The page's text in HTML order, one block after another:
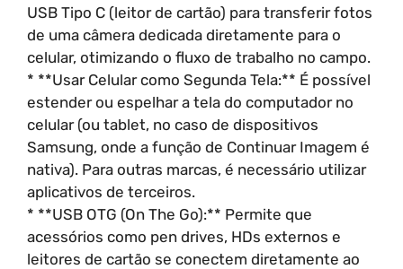
USB Tipo C (leitor de cartão) para transferir fotos
de uma câmera dedicada diretamente para o
celular, otimizando o fluxo de trabalho no campo.
* **Usar Celular como Segunda Tela:** É possível
estender ou espelhar a tela do computador no
celular (ou tablet, no caso de dispositivos
Samsung, onde a função de Continuar Imagem é
nativa). Para outras marcas, é necessário utilizar
aplicativos de terceiros.
* **USB OTG (On The Go):** Permite que
acessórios como pen drives, HDs externos e
leitores de cartão se conectem diretamente ao